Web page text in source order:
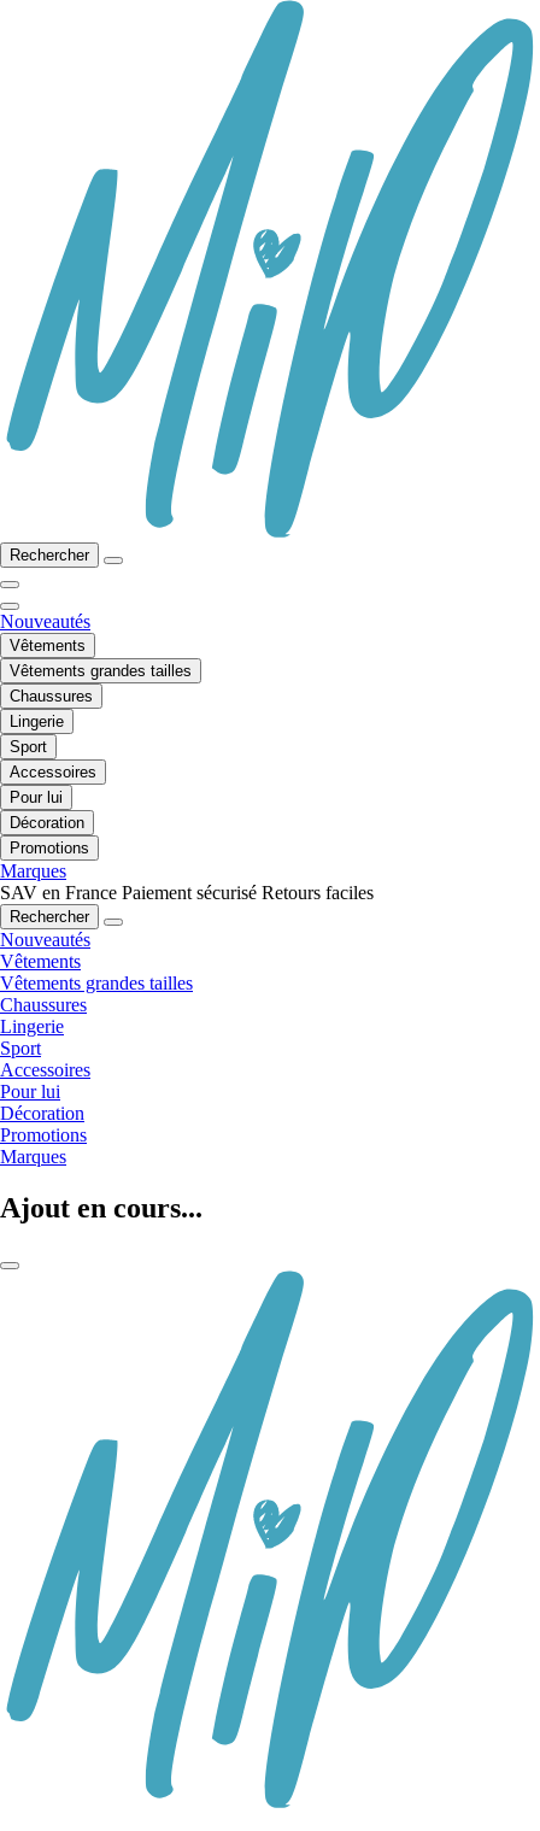
Rechercher
Nouveautés
Vêtements
Vêtements grandes tailles
Chaussures
Lingerie
Sport
Accessoires
Pour lui
Décoration
Promotions
Marques
SAV en France Paiement sécurisé Retours faciles
Rechercher
Nouveautés
Vêtements
Vêtements grandes tailles
Chaussures
Lingerie
Sport
Accessoires
Pour lui
Décoration
Promotions
Marques
Ajout en cours...